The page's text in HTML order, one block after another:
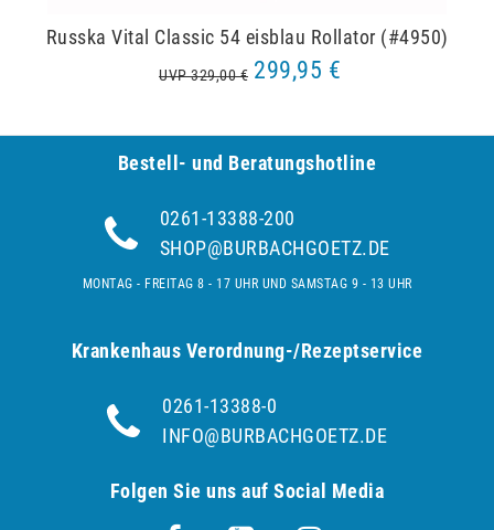
Russka Vital Classic 54 eisblau Rollator (#4950)
UVP 329,00 € 299,95 €
Bestell- und Be­ra­tungs­hot­line
0261-13388-200
SHOP@BURBACHGOETZ.DE
MONTAG - FREITAG 8 - 17 UHR UND SAMSTAG 9 - 13 UHR
Krankenhaus Verordnung-/Rezeptservice
0261-13388-0
INFO@BURBACHGOETZ.DE
Folgen Sie uns auf Social Media